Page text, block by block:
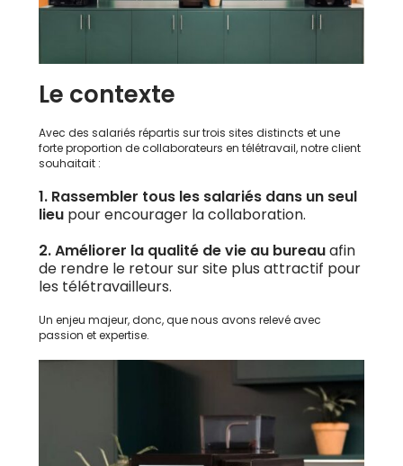
Le contexte
Avec des salariés répartis sur trois sites distincts et une
forte proportion de collaborateurs en télétravail, notre client
souhaitait :
1. Rassembler tous les salariés dans un seul
lieu pour encourager la collaboration.
2.Améliorer la qualité de vie au bureauafin
de rendre le retour sur site plus attractif pour
les télétravailleurs.
Un enjeu majeur, donc, que nous avons relevé avec
passion et expertise.